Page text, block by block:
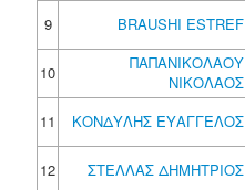
9 BRAUSHI ESTREF
10
ΠΑΠΑΝΙΚΟΛΑΟΥ
ΝΙΚΟΛΑΟΣ
11 ΚΟΝΔΥΛΗΣ ΕΥΑΓΓΕΛΟΣ
12 ΣΤΕΛΛΑΣ ΔΗΜΗΤΡΙΟΣ